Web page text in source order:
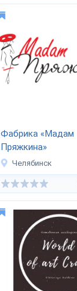
Фабрика «Мадам
Пряжкина»
Челябинск